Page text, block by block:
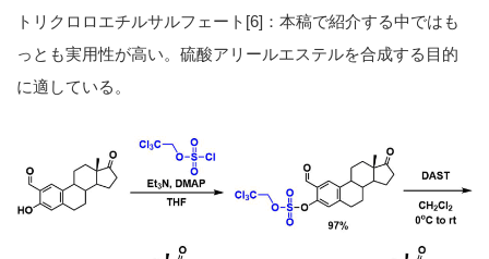
トリクロロエチルサルフェート[6]：本稿で紹介する中ではも
っとも実用性が高い。硫酸アリールエステルを合成する目的
に適している。